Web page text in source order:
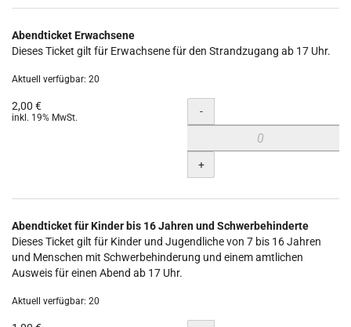
Abendticket Erwachsene
Dieses Ticket gilt für Erwachsene für den Strandzugang ab 17 Uhr.
Aktuell verfügbar: 20
2,00 €
inkl. 19% MwSt. Menge
-
+
Abendticket für Kinder bis 16 Jahren und Schwerbehinderte
Dieses Ticket gilt für Kinder und Jugendliche von 7 bis 16 Jahren
und Menschen mit Schwerbehinderung und einem amtlichen
Ausweis für einen Abend ab 17 Uhr.
Aktuell verfügbar: 20